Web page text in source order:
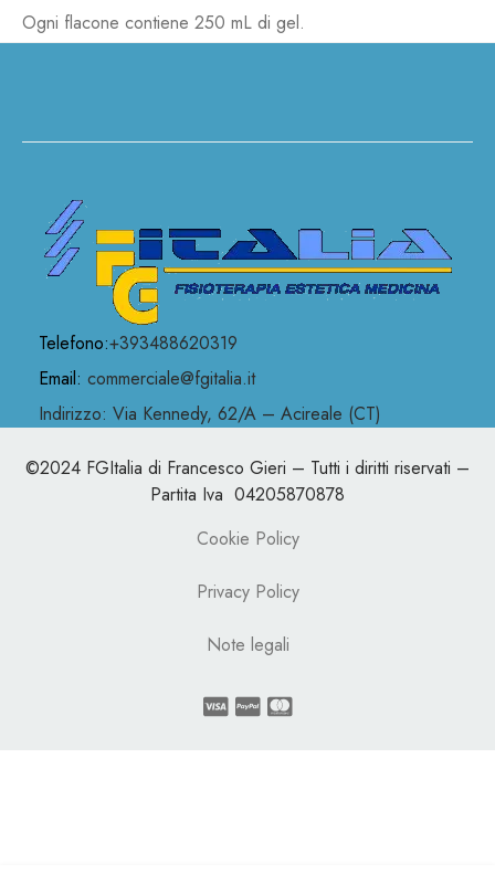
Ogni flacone contiene 250 mL di gel.
Telefono:+393488620319
Email: commerciale@fgitalia.it
Indirizzo: Via Kennedy, 62/A – Acireale (CT)
©2024 FGItalia di Francesco Gieri – Tutti i diritti riservati –
Partita Iva 04205870878
Cookie Policy
Privacy Policy
Note legali